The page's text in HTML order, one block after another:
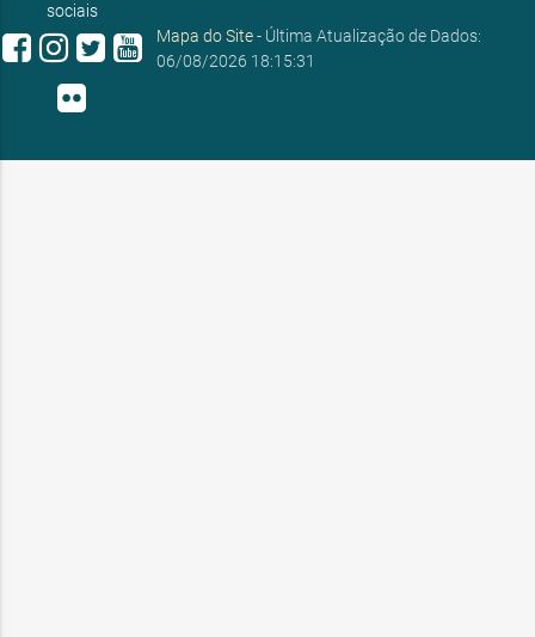
sociais
Mapa do Site- Última Atualização de Dados:
06/08/2026 18:15:31